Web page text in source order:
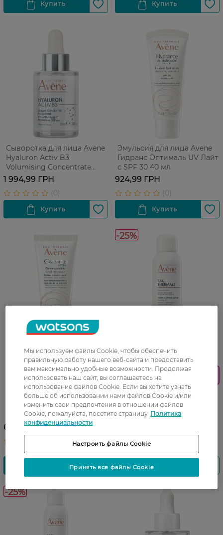
Сыворотка для лица Avene
Hyaluron Activ B3
Volumising Concentrate
Serum 30 мл
1 994,99 ГРН
Эмульсия для лица Avene
Гидранс Оптималь UV Лайт
с SPF 30 40 мл
924,99 ГРН
Крем для лица Avene
Cleanance Hydra
успокаивающий 40 мл
699,99 ГРН
-25%
05 08 - 18 08
Знижка 25%
Термальная вода-аэрозоль
Avene 150 мл
374,24 ГРН
-25%
Мы используем файлы Cookie, чтобы обеспечить
правильную работу нашего веб-сайта и предоставить
вам максимально удобные возможности. Продолжая
использовать наш сайт, вы соглашаетесь на
использование файлов Cookie. Если вы хотите узнать
больше об использовании нами файлов Cookie и/или
изменить свои предпочтения в отношении файлов
Cookie, пожалуйста, посетите страницу Политика
конфиденциальности
Настроить файлы Cookie
Принять все файлы Cookie